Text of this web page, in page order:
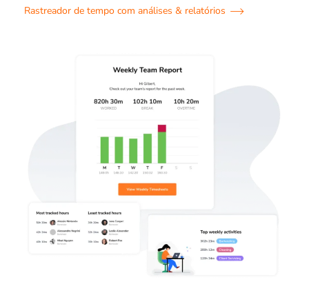
Rastreador de tempo com análises & relatórios